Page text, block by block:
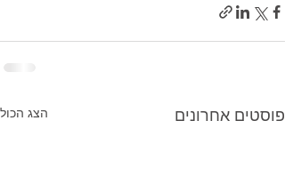
פוסטים אחרונים הצג הכול